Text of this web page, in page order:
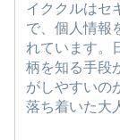
イククルはセ
で、個人情報
れています。
柄を知る手段
がしやすいの
落ち着いた大